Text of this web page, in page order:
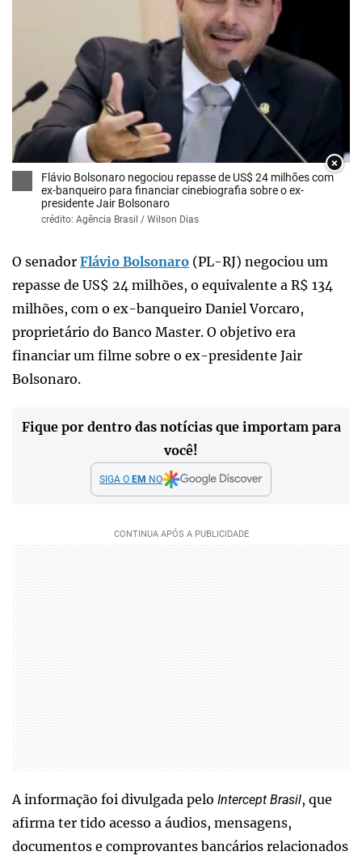
×
Flávio Bolsonaro negociou repasse de US$ 24 milhões com
ex-banqueiro para financiar cinebiografia sobre o ex-
presidente Jair Bolsonaro
crédito: Agência Brasil / Wilson Dias
O senador Flávio Bolsonaro (PL-RJ) negociou um
repasse de US$ 24 milhões, o equivalente a R$ 134
milhões, com o ex-banqueiro Daniel Vorcaro,
proprietário do Banco Master. O objetivo era
financiar um filme sobre o ex-presidente Jair
Bolsonaro.
Fique por dentro das notícias que importam para
você!
SIGA O EM NO
A informação foi divulgada pelo Intercept Brasil, que
afirma ter tido acesso a áudios, mensagens,
documentos e comprovantes bancários relacionados